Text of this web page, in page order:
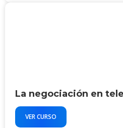
La negociación en
VER CURSO